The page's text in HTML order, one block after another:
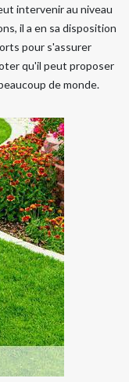
intervenir au niveau
il a en sa disposition
pour s'assurer
qu'il peut proposer
de monde.